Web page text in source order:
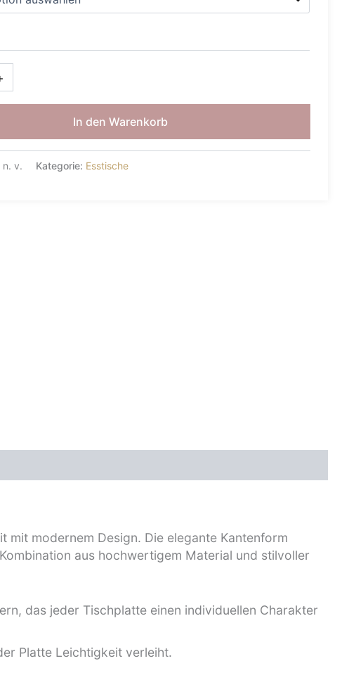
In den Warenkorb
n. v. Kategorie: Esstische
modernem Design. Die elegante Kantenform
aus hochwertigem Material und stilvoller
das jeder Tischplatte einen individuellen Charakter
Platte Leichtigkeit verleiht.